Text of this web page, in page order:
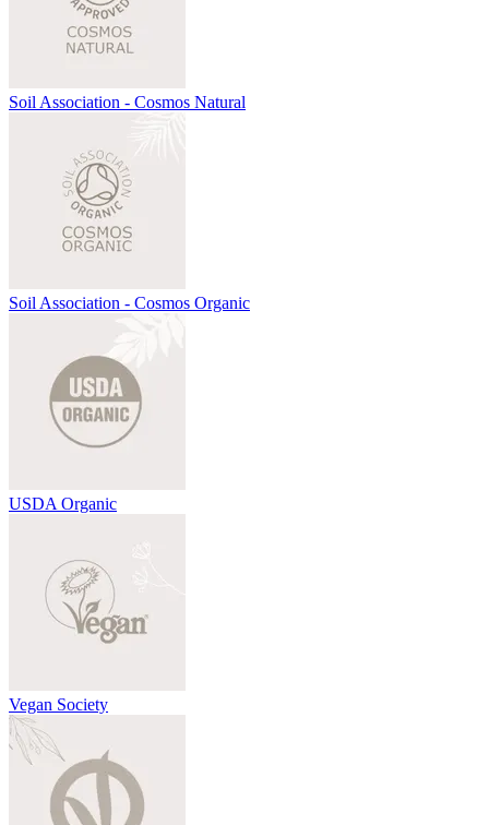
Soil Association - Cosmos Natural
Soil Association - Cosmos Organic
USDA Organic
Vegan Society